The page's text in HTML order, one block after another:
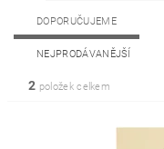
DOPORUČUJEME
NEJPRODÁVANĚJŠÍ
2 položek celkem